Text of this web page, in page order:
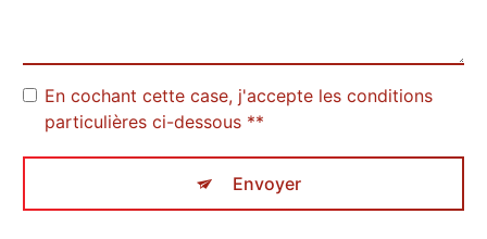
En cochant cette case, j'accepte les conditions
particulières ci-dessous **
Envoyer